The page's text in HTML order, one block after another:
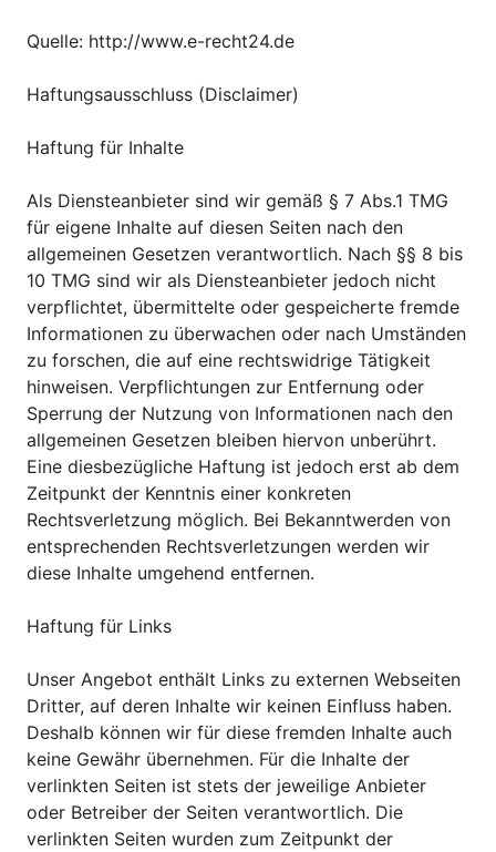
Quelle: http://www.e-recht24.de
Haftungsausschluss (Disclaimer)
Haftung für Inhalte
Als Diensteanbieter sind wir gemäß § 7 Abs.1 TMG
für eigene Inhalte auf diesen Seiten nach den
allgemeinen Gesetzen verantwortlich. Nach §§ 8 bis
10 TMG sind wir als Diensteanbieter jedoch nicht
verpflichtet, übermittelte oder gespeicherte fremde
Informationen zu überwachen oder nach Umständen
zu forschen, die auf eine rechtswidrige Tätigkeit
hinweisen. Verpflichtungen zur Entfernung oder
Sperrung der Nutzung von Informationen nach den
allgemeinen Gesetzen bleiben hiervon unberührt.
Eine diesbezügliche Haftung ist jedoch erst ab dem
Zeitpunkt der Kenntnis einer konkreten
Rechtsverletzung möglich. Bei Bekanntwerden von
entsprechenden Rechtsverletzungen werden wir
diese Inhalte umgehend entfernen.
Haftung für Links
Unser Angebot enthält Links zu externen Webseiten
Dritter, auf deren Inhalte wir keinen Einfluss haben.
Deshalb können wir für diese fremden Inhalte auch
keine Gewähr übernehmen. Für die Inhalte der
verlinkten Seiten ist stets der jeweilige Anbieter
oder Betreiber der Seiten verantwortlich. Die
verlinkten Seiten wurden zum Zeitpunkt der